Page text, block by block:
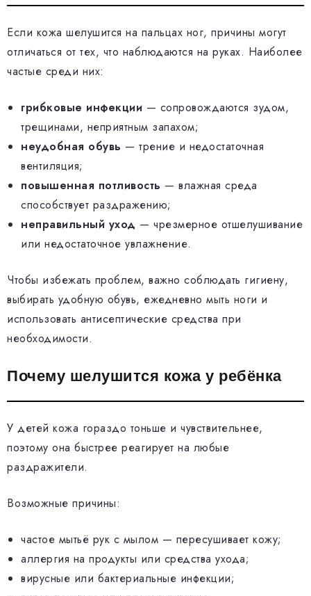
Если кожа шелушится на пальцах ног, причины могут
отличаться от тех, что наблюдаются на руках. Наиболее
частые среди них:
грибковые инфекции — сопровождаются зудом,
трещинами, неприятным запахом;
неудобная обувь — трение и недостаточная
вентиляция;
повышенная потливость — влажная среда
способствует раздражению;
неправильный уход — чрезмерное отшелушивание
или недостаточное увлажнение.
Чтобы избежать проблем, важно соблюдать гигиену,
выбирать удобную обувь, ежедневно мыть ноги и
использовать антисептические средства при
необходимости.
Почему шелушится кожа у ребёнка
У детей кожа гораздо тоньше и чувствительнее,
поэтому она быстрее реагирует на любые
раздражители.
Возможные причины:
частое мытьё рук с мылом — пересушивает кожу;
аллергия на продукты или средства ухода;
вирусные или бактериальные инфекции;